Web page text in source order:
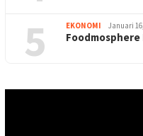
5 EKONOMI Januari
Foodmosphere